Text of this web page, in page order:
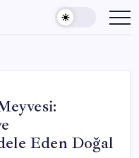
Eden Doğal